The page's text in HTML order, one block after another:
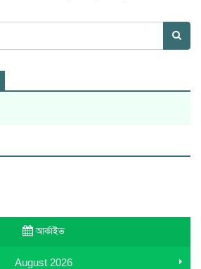
আর্কাইভ
August 2026